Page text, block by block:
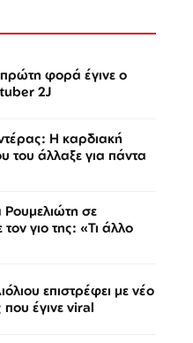
φορά έγινε ο
2J
Η καρδιακή
του άλλαξε για πάντα
σε
γιο της: «Τι άλλο
επιστρέφει με νέο
έγινε viral